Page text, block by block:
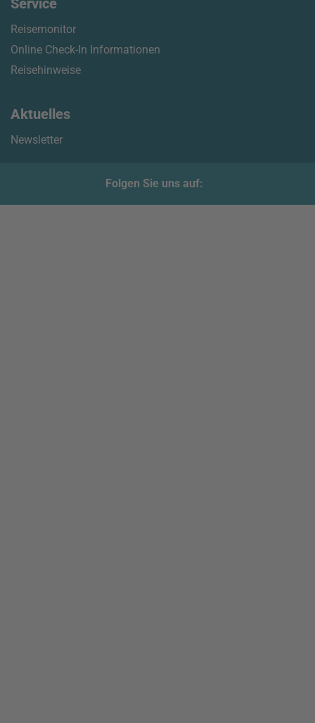
Service
Reisemonitor
Online Check-In Informationen
Reisehinweise
Aktuelles
Newsletter
Folgen Sie uns auf: